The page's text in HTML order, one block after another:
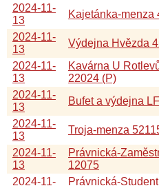
2024-11-
13
Kajetánka-menza
2024-11-
13
Výdejna Hvězda
2024-11-
13
Kavárna U
22024 (P)
2024-11-
13
Bufet a výdejna
2024-11-
13
Troja-menza
2024-11-
13
Právnická-
12075
2024-11-
Právnická-